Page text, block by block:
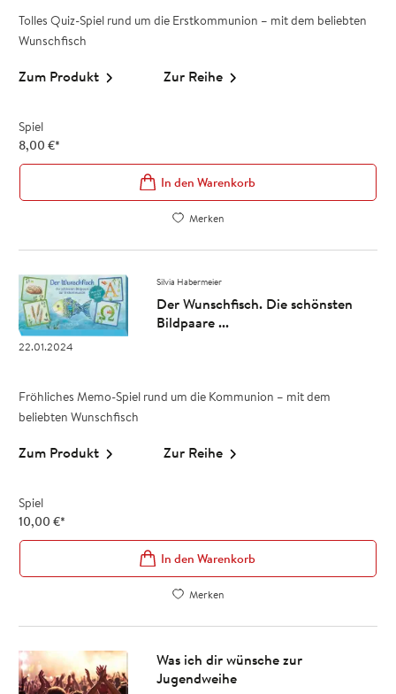
Tolles Quiz-Spiel rund um die Erstkommunion – mit dem beliebten
Wunschfisch
Zum Produkt Zur Reihe
Spiel
8,00 €*
In den Warenkorb
Merken
Silvia Habermeier
Der Wunschfisch. Die schönsten
Bildpaare ...
22.01.2024
Fröhliches Memo-Spiel rund um die Kommunion – mit dem
beliebten Wunschfisch
Zum Produkt Zur Reihe
Spiel
10,00 €*
In den Warenkorb
Merken
Was ich dir wünsche zur
Jugendweihe